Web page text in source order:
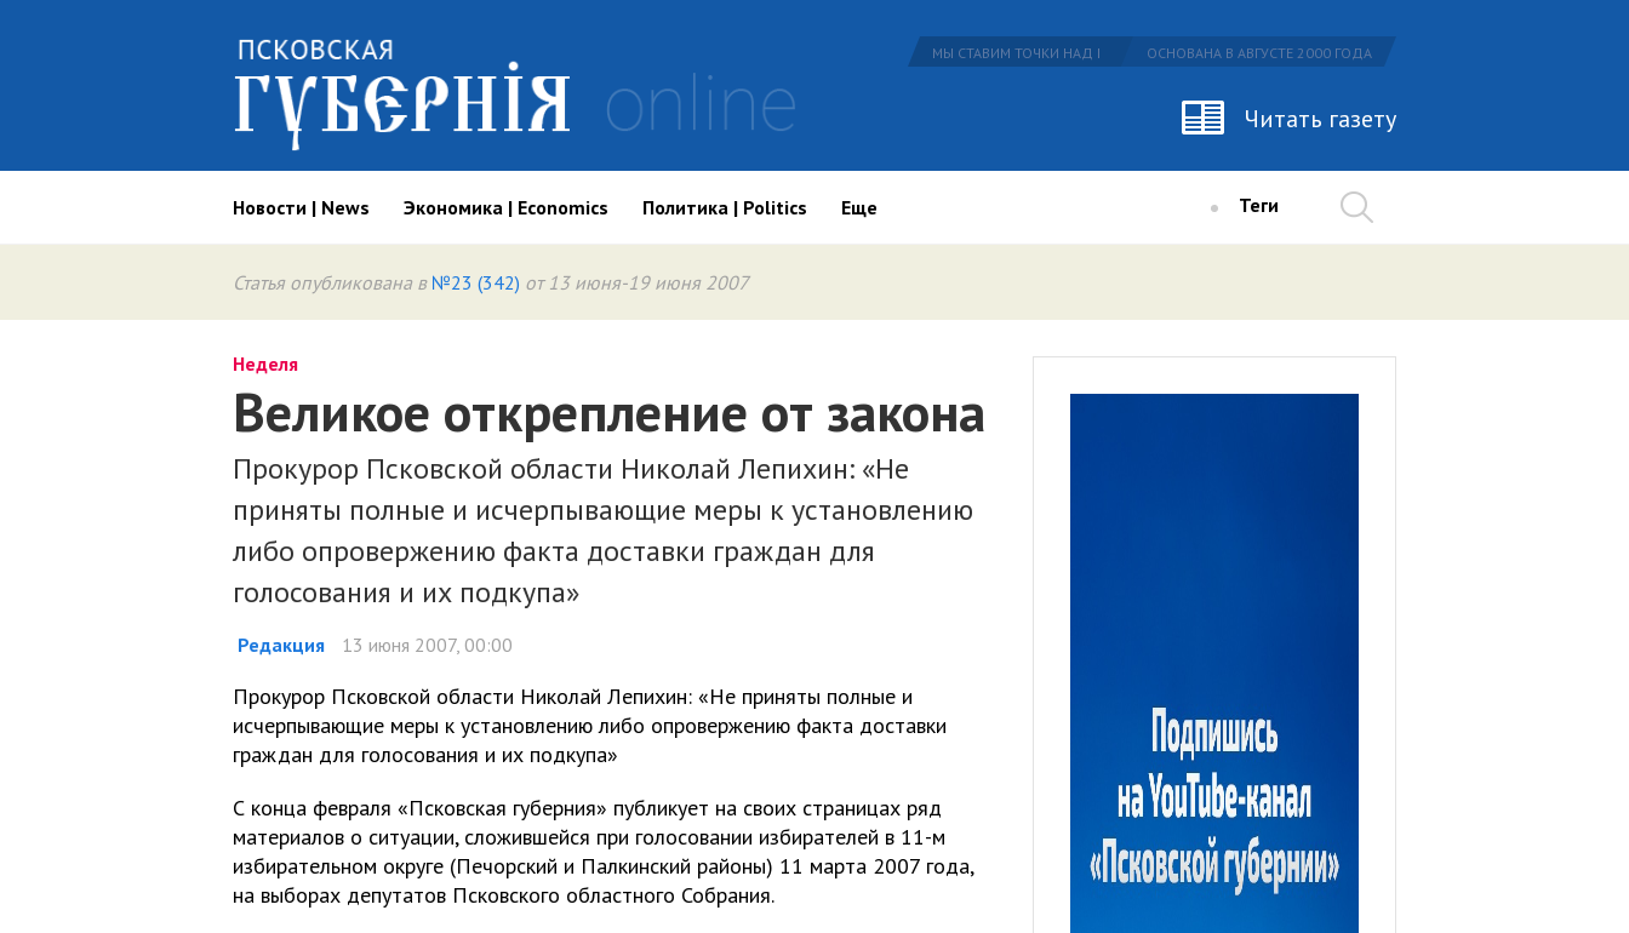
МЫ СТАВИМ ТОЧКИ НАД I ОСНОВАНА В АВГУСТЕ 2000 ГОДА
Читать газету
Новости | News Экономика | Economics Политика | Politics Еще Теги
Статья опубликована в №23 (342) от 13 июня-19 июня 2007
Неделя
Великое открепление от закона
Прокурор Псковской области Николай Лепихин: «Не
приняты полные и исчерпывающие меры к установлению
либо опровержению факта доставки граждан для
голосования и их подкупа»
Редакция 13 июня 2007, 00:00
Прокурор Псковской области Николай Лепихин: «Не приняты полные и
исчерпывающие меры к установлению либо опровержению факта доставки
граждан для голосования и их подкупа»
С конца февраля «Псковская губерния» публикует на своих страницах ряд
материалов о ситуации, сложившейся при голосовании избирателей в 11-м
избирательном округе (Печорский и Палкинский районы) 11 марта 2007 года,
на выборах депутатов Псковского областного Собрания.